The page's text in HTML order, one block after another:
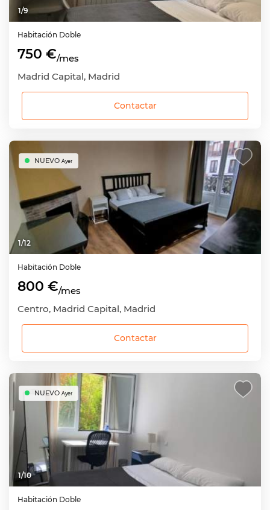
1/9
Habitación Doble
750 €/mes
Madrid Capital, Madrid
Contactar
1/12
NUEVO Ayer
Habitación Doble
800 €/mes
Centro, Madrid Capital, Madrid
Contactar
1/10
NUEVO Ayer
Habitación Doble